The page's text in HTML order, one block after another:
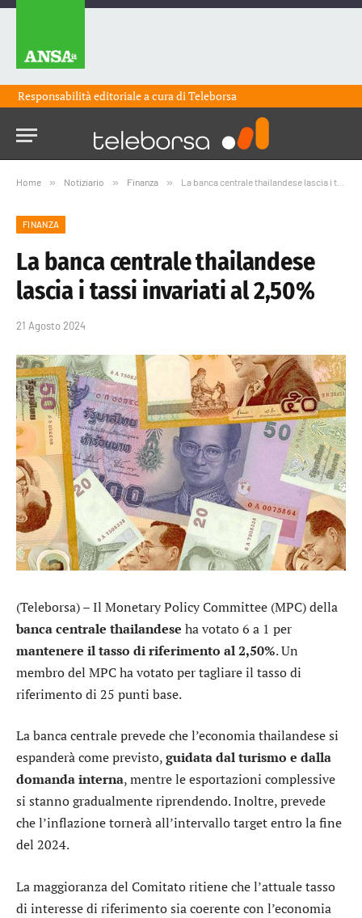
Responsabilità editoriale a cura diTeleborsa
Home » Notiziario » Finanza » La banca centrale thailandese lascia i tassi invariati al 2,50%
FINANZA
La banca centrale thailandese
lascia i tassi invariati al 2,50%
21 Agosto 2024
(Teleborsa) – Il Monetary Policy Committee (MPC) della
banca centrale thailandese ha votato 6 a 1 per
mantenere il tasso di riferimento al 2,50%. Un
membro del MPC ha votato per tagliare il tasso di
riferimento di 25 punti base.
La banca centrale prevede che l’economia thailandese si
espanderà come previsto,guidata dal turismo e dalla
domanda interna, mentre le esportazioni complessive
si stanno gradualmente riprendendo. Inoltre, prevede
che l’inflazione tornerà all’intervallo target entro la fine
del 2024.
La maggioranza del Comitato ritiene che l’attuale tasso
di interesse di riferimento sia coerente con l’economia